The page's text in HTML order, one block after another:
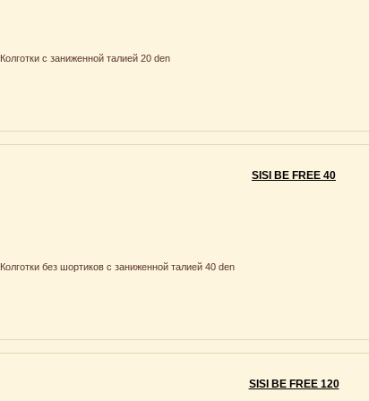
Колготки с заниженной талией 20 den
SISI BE FREE 40
Колготки без шортиков с заниженной талией 40 den
SISI BE FREE 120